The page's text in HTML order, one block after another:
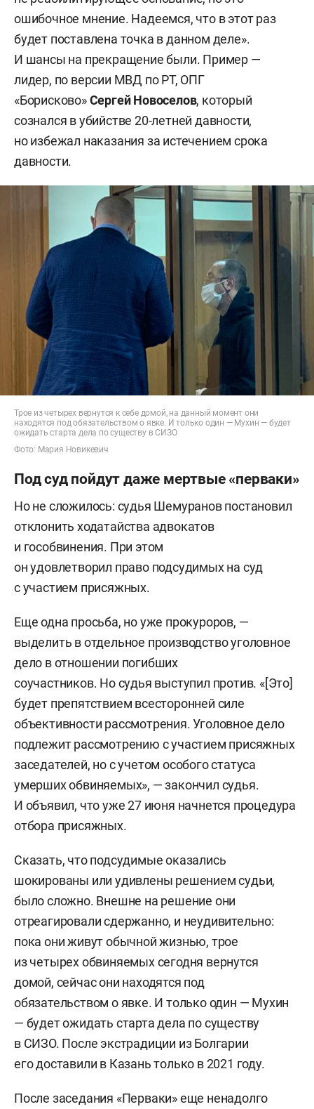
ошибочное мнение. Надеемся, что в этот раз
будет поставлена точка в данном деле».
И шансы на прекращение были. Пример —
лидер, по версии МВД по РТ, ОПГ
«Борисково»Сергей Новоселов, который
сознался в убийстве 20-летней давности,
но избежал наказания за истечением срока
давности.
Трое из четырех вернутся к себе домой, на данный момент они
находятся под обязательством о явке. И только один — Мухин — будет
ожидать старта дела по существу в СИЗО
Фото: Мария Новикевич
Под суд пойдут даже мертвые «перваки»
Но не сложилось: судья Шемуранов постановил
отклонить ходатайства адвокатов
и гособвинения. При этом
он удовлетворил право подсудимых на суд
с участием присяжных.
Еще одна просьба, но уже прокуроров, —
выделить в отдельное производство уголовное
дело в отношении погибших
соучастников. Но судья выступил против. «[Это]
будет препятствием всесторонней силе
объективности рассмотрения. Уголовное дело
подлежит рассмотрению с участием присяжных
заседателей, но с учетом особого статуса
умерших обвиняемых», — закончил судья.
И объявил, что уже 27 июня начнется процедура
отбора присяжных.
Сказать, что подсудимые оказались
шокированы или удивлены решением судьи,
было сложно. Внешне на решение они
отреагировали сдержанно, и неудивительно:
пока они живут обычной жизнью, трое
из четырех обвиняемых сегодня вернутся
домой, сейчас они находятся под
обязательством о явке. И только один — Мухин
— будет ожидать старта дела по существу
в СИЗО. После экстрадиции из Болгарии
его доставили в Казань только в 2021 году.
После заседания «Перваки» еще ненадолго